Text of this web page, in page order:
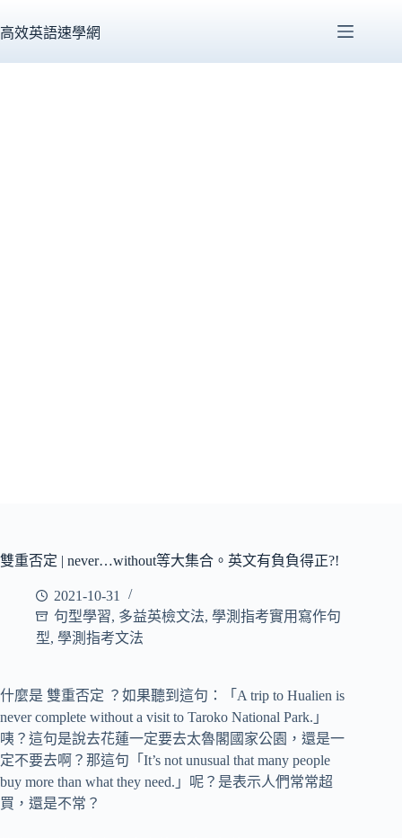
至
高效英語速學網
雙重否定 | never…without等大集合。英文有負負得正?!
2021-10-31
句型學習, 多益英檢文法, 學測指考實用寫作句
型, 學測指考文法
什麼是 雙重否定 ？如果聽到這句：「A trip to Hualien is
never complete without a visit to Taroko National Park.」
咦？這句是說去花蓮一定要去太魯閣國家公園，還是一
定不要去啊？那這句「It’s not unusual that many people
buy more than what they need.」呢？是表示人們常常超
買，還是不常？